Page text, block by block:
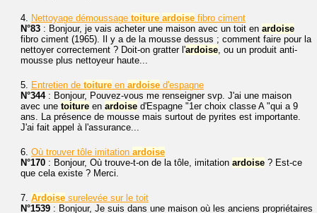
4. Nettoyage démoussage toiture ardoise fibro ciment
N°83 : Bonjour, je vais acheter une maison avec un toit en ardoise
fibro ciment (1965). Il y a de la mousse dessus ; comment faire pour la
nettoyer correctement ? Doit-on gratter l'ardoise, ou un produit anti-
mousse plus nettoyeur haute...
5. Entretien de toiture en ardoise d'espagne
N°344: Bonjour, Pouvez-vous me renseigner svp. J'ai une maison
avec une toiture en ardoise d'Espagne "1er choix classe A "qui a 9
ans. La présence de mousse mais surtout de pyrites est importante.
J'ai fait appel à l'assurance...
6. Où trouver tôle imitation ardoise
N°170 : Bonjour, Où trouve-t-on de la tôle, imitation ardoise ? Est-ce
que cela existe ? Merci.
7. Ardoise surelevée sur le toit
N°1539 : Bonjour, Je suis dans une maison où les anciens propriétaires